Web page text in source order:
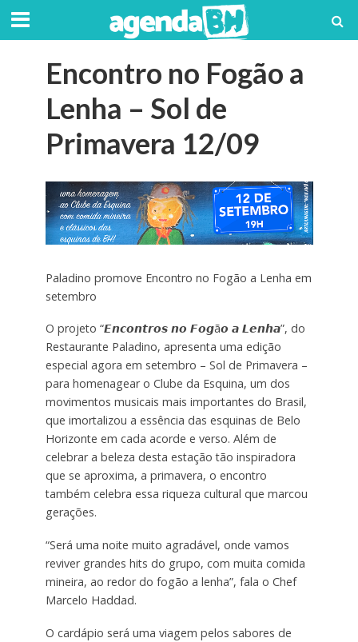
Encontro no Fogão a
Lenha – Sol de
Primavera 12/09
Paladino promove Encontro no Fogão a Lenha em
setembro
O projeto “𝙀𝙣𝙘𝙤𝙣𝙩𝙧𝙤𝙨 𝙣𝙤 𝙁𝙤𝙜ã𝙤 𝙖 𝙇𝙚𝙣𝙝𝙖”, do
Restaurante Paladino, apresenta uma edição
especial agora em setembro – Sol de Primavera –
para homenagear o Clube da Esquina, um dos
movimentos musicais mais importantes do Brasil,
que imortalizou a essência das esquinas de Belo
Horizonte em cada acorde e verso. Além de
celebrar a beleza desta estação tão inspiradora
que se aproxima, a primavera, o encontro
também celebra essa riqueza cultural que marcou
gerações.
“Será uma noite muito agradável, onde vamos
reviver grandes hits do grupo, com muita comida
mineira, ao redor do fogão a lenha”, fala o Chef
Marcelo Haddad.
O cardápio será uma viagem pelos sabores de